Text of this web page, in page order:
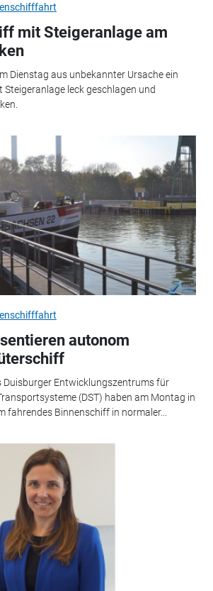
mit Steigeranlage am
Dienstag aus unbekannter Ursache ein
leck geschlagen und
autonom
Duisburger Entwicklungszentrums für
(DST) haben am Montag in
fahrendes Binnenschiff in normaler...